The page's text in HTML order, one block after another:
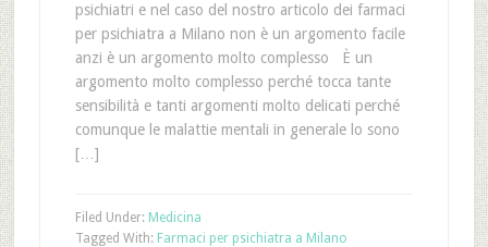
psichiatri e nel caso del nostro articolo dei farmaci
per psichiatra a Milano non è un argomento facile
anzi è un argomento molto complesso È un
argomento molto complesso perché tocca tante
sensibilità e tanti argomenti molto delicati perché
comunque le malattie mentali in generale lo sono
[…]
Filed Under: Medicina
Tagged With: Farmaci per psichiatra a Milano